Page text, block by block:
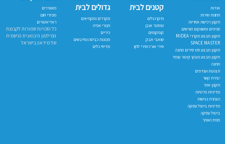
אודות
תחנות שירות
תקנון רכישת אחריות
סניפים ומשווקים מורשים
תקנון מבצע מקררי MIDEA
SPACE MASTER
תקנון מבצע סט סירים מתנה
תקנון מבצע מגהץ קיטור עומד
מתנה
תצוגות ועודפים
יצירת קשר
תקנון אתר
מדיניות פרטיות
הצהרת נגישות
מדיניות ביטול עסקה
ביטול עסקה
מפת האתר
קטנים לבית
מיקרוגלים
טוסטר אובן
קומקומים
שואבי אבק
סירי אורז וסירי לחץ
גדולים לבית
מקררים ומקפיאים
תנורי אפיה
כיריים
מכונות כביסה ומייבשים
מדיחי כלים
מאווררים
מפזרי חום
ראדיאטורים
כל הזכויות שמורות לקבוצת
המילטון היבואנית הרשמית
של מידאה בישראל